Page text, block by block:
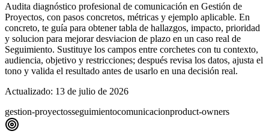
Audita diagnóstico profesional de comunicación en Gestión de
Proyectos, con pasos concretos, métricas y ejemplo aplicable. En
concreto, te guía para obtener tabla de hallazgos, impacto, prioridad
y solucion para mejorar desviacion de plazo en un caso real de
Seguimiento. Sustituye los campos entre corchetes con tu contexto,
audiencia, objetivo y restricciones; después revisa los datos, ajusta el
tono y valida el resultado antes de usarlo en una decisión real.
Actualizado: 13 de julio de 2026
gestion-proyectosseguimientocomunicacionproduct-owners